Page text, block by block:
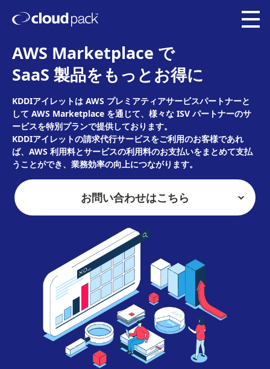
AWS Marketplace で
SaaS 製品をもっとお得に
KDDIアイレットは AWS プレミアティアサービスパートナーと
して AWS Marketplace を通じて、様々な ISV パートナーのサ
ービスを特別プランで提供しております。
KDDIアイレットの請求代行サービスをご利用のお客様であれ
ば、AWS 利用料とサービスの利用料のお支払いをまとめて支払
うことができ、業務効率の向上につながります。
お問い合わせはこちら